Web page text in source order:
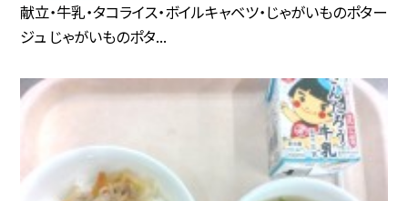
献立・牛乳・タコライス・ボイルキャベツ・じゃがいものポター
ジュ じゃがいものポタ...